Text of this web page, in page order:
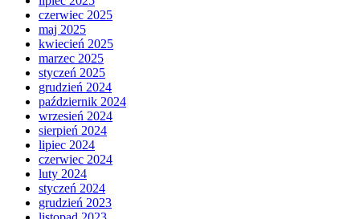
czerwiec 2025
maj 2025
kwiecień 2025
marzec 2025
styczeń 2025
grudzień 2024
październik 2024
wrzesień 2024
sierpień 2024
lipiec 2024
czerwiec 2024
luty 2024
styczeń 2024
grudzień 2023